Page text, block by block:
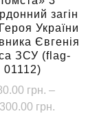
загін
України
Євгенія
ЗСУ (flag-
01112)
грн. –
грн.